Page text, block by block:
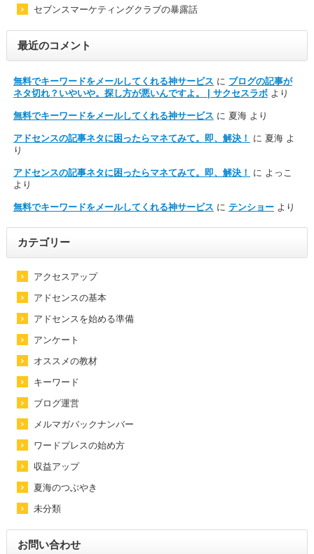
セブンスマーケティングクラブの暴露話
最近のコメント
無料でキーワードをメールしてくれる神サービス に ブログの記事が
ネタ切れ？いやいや。探し方が悪いんですよ。 | サクセスラボより
無料でキーワードをメールしてくれる神サービス に 夏海より
アドセンスの記事ネタに困ったらマネてみて。即、解決！ に 夏海よ
り
アドセンスの記事ネタに困ったらマネてみて。即、解決！ に よっこ
より
無料でキーワードをメールしてくれる神サービス に テンショーより
カテゴリー
アクセスアップ
アドセンスの基本
アドセンスを始める準備
アンケート
オススメの教材
キーワード
ブログ運営
メルマガバックナンバー
ワードプレスの始め方
収益アップ
夏海のつぶやき
未分類
お問い合わせ